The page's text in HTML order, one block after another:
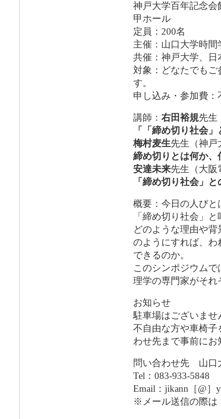
神戸大学百年記念会
甲ホール
定員：200名
主催：山口大学時間
共催：神戸大学、日
対象：どなたでもご
す。
申し込み・参加費：
講師： 右田裕規先生
「「締め切り社会
梅村麦生先生（神戸
締め切りとは何か、
安達未来先生（大阪
「締め切り社会」
概要：今日の人び
「締め切り社会」
どのような理由や
のようにすれば、
できるのか。
このシンポジウム
理学の専門家がそ
お知らせ
駐車場はございま
不自由な方や車椅
わせ先まで事前に
問い合わせ先 山口
Tel：083-933-5848
Email：jikann［@］
※メール送信の際は